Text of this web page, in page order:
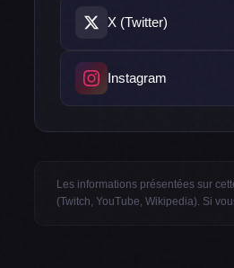
X (Twitter)
Instagram
Les informations présentées sur
(Twitch, YouTube, Wikipedia). Si